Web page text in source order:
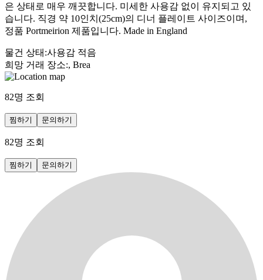
은 상태로 매우 깨끗합니다. 미세한 사용감 없이 유지되고 있
습니다. 직경 약 10인치(25cm)의 디너 플레이트 사이즈이며,
정품 Portmeirion 제품입니다. Made in England
물건 상태 :사용감 적음
희망 거래 장소:, Brea
82명 조회
찜하기 문의하기
82명 조회
찜하기 문의하기